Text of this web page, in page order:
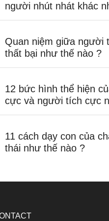
người nhút nhát khác
Quan niệm giữa người
thất bại như thế nào ?
12 bức hình thể hiện
cực và người tích cực
11 cách dạy con của
thái như thế nào ?